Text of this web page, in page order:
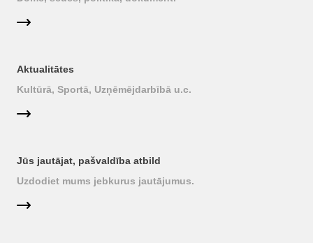
Aktualitātes
Kultūrā, Sportā, Uzņēmējdarbībā u.c.
Jūs jautājat, pašvaldība atbild
Uzdodiet mums jebkurus jautājumus.